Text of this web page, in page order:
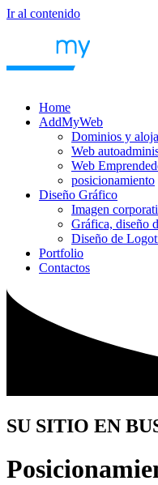
Ir al contenido
Home
AddMyWeb
Dominios y
Web
Web
posicionamiento
Diseño Gráfico
Imagen
Gráfica, diseño
Diseño de
Portfolio
Contactos
SU SITIO EN